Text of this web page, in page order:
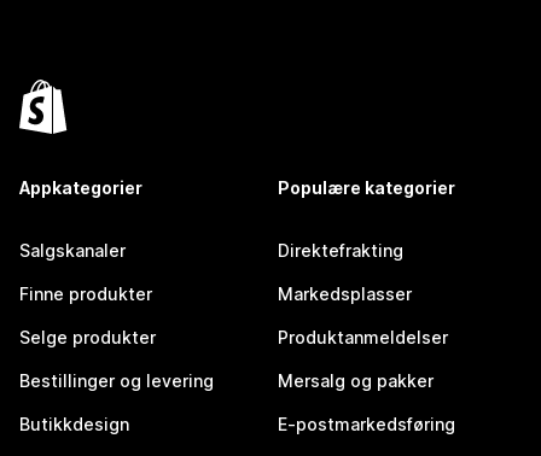
Appkategorier
Salgskanaler
Finne produkter
Selge produkter
Bestillinger og levering
Butikkdesign
Populære kategorier
Direktefrakting
Markedsplasser
Produktanmeldelser
Mersalg og pakker
E-postmarkedsføring